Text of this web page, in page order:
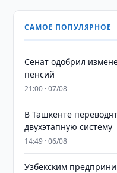
САМОЕ ПОПУЛЯРНОЕ
Сенат одобрил
пенсий
21:00 · 07/08
В Ташкенте
двухэтапную систему
14:49 · 06/08
Узбекским